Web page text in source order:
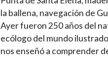
la ballena, navegación de
Ayer fueron 250 años del
ecólogo del mundo
nos enseñó a comprender